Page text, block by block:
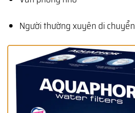
Người thường xuyên di chuyển